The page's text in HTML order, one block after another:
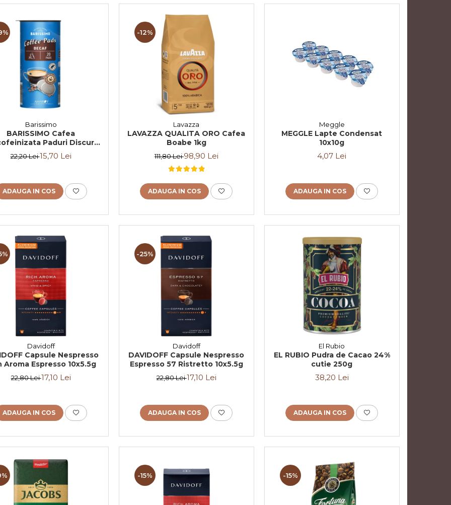
Barissimo
BARISSIMO Cafea
Paduri Discuri
62mm Monodoze
20buc - 140g
22,20 Lei15,70 Lei
ADAUGA IN COS
-12%
Lavazza
LAVAZZA QUALITA ORO Cafea
Boabe 1kg
111,80 Lei98,90 Lei
ADAUGA IN COS
Meggle
MEGGLE Lapte Condensat
10x10g
4,07 Lei
ADAUGA IN COS
Davidoff
Capsule Nespresso
Aroma Espresso 10x5.5g
22,80 Lei17,10 Lei
ADAUGA IN COS
-25%
Davidoff
DAVIDOFF Capsule Nespresso
Espresso 57 Ristretto 10x5.5g
22,80 Lei17,10 Lei
ADAUGA IN COS
El Rubio
EL RUBIO Pudra de Cacao 24%
cutie 250g
38,20 Lei
ADAUGA IN COS
-15% -15%